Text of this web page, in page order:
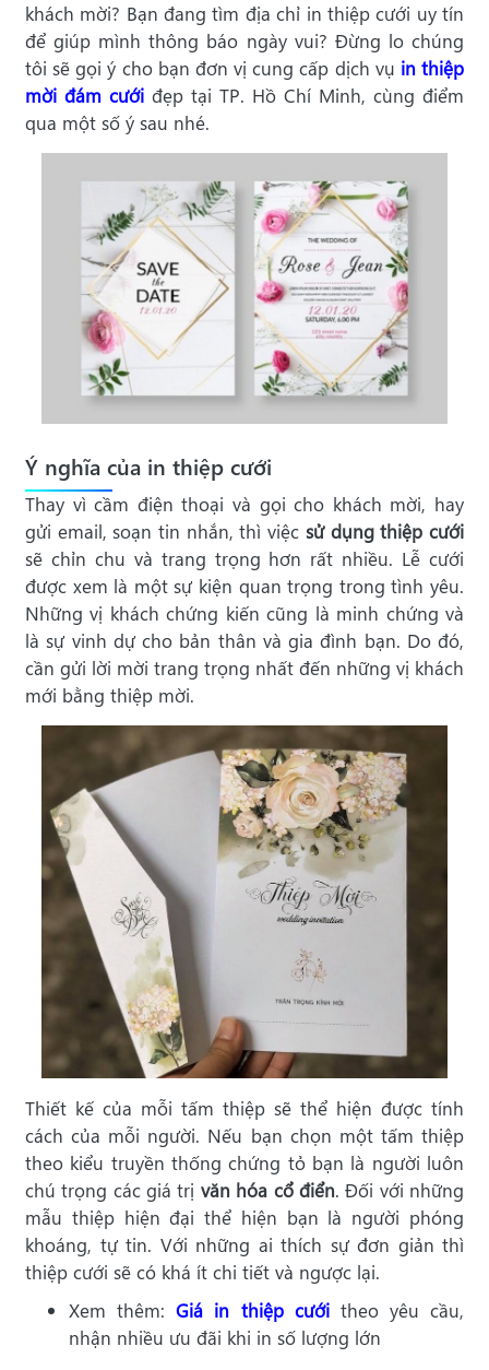
khách mời? Bạn đang tìm địa chỉ in thiệp cưới uy tín
để giúp mình thông báo ngày vui? Đừng lo chúng
tôi sẽ gọi ý cho bạn đơn vị cung cấp dịch vụ in thiệp
mời đám cưới đẹp tại TP. Hồ Chí Minh, cùng điểm
qua một số ý sau nhé.
Ý nghĩa của in thiệp cưới
Thay vì cầm điện thoại và gọi cho khách mời, hay
gửi email, soạn tin nhắn, thì việc sử dụng thiệp cưới
sẽ chỉn chu và trang trọng hơn rất nhiều. Lễ cưới
được xem là một sự kiện quan trọng trong tình yêu.
Những vị khách chứng kiến cũng là minh chứng và
là sự vinh dự cho bản thân và gia đình bạn. Do đó,
cần gửi lời mời trang trọng nhất đến những vị khách
mới bằng thiệp mời.
Thiết kế của mỗi tấm thiệp sẽ thể hiện được tính
cách của mỗi người. Nếu bạn chọn một tấm thiệp
theo kiểu truyền thống chứng tỏ bạn là người luôn
chú trọng các giá trị văn hóa cổ điển. Đối với những
mẫu thiệp hiện đại thể hiện bạn là người phóng
khoáng, tự tin. Với những ai thích sự đơn giản thì
thiệp cưới sẽ có khá ít chi tiết và ngược lại.
Xem thêm:Giá in thiệp cướitheo yêu cầu,
nhận nhiều ưu đãi khi in số lượng lớn